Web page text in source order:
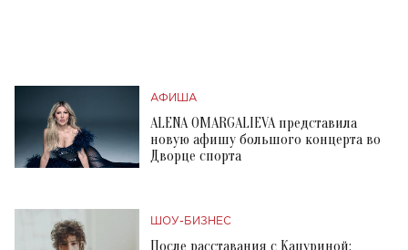
АФИША
ALENA OMARGALIEVA представила
новую афишу большого концерта во
Дворце спорта
ШОУ-БИЗНЕС
После расставания с Кацуриной: